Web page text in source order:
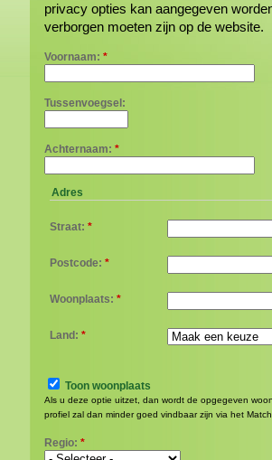
privacy opties kan aangegeven
verborgen moeten zijn op de website.
Voornaam: *
Tussenvoegsel:
Achternaam: *
Adres
Straat: *
Postcode: *
Woonplaats: *
Land: *
Toon woonplaats
Als u deze optie uitzet, dan wordt de opgegeven
profiel zal dan minder goed vindbaar zijn via het
Regio: *